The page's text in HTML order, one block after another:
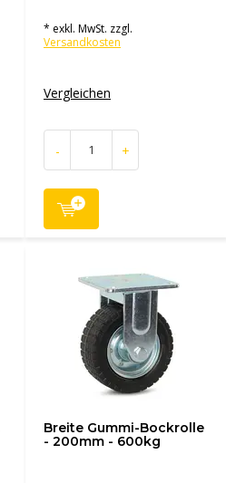
* exkl. MwSt. zzgl.
Versandkosten
Vergleichen
- +
Breite Gummi-Bockrolle
- 200mm - 600kg